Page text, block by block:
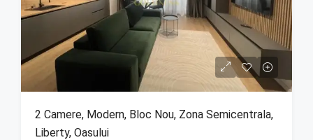
2 Camere, Modern, Bloc Nou, Zona Semicentrala,
Liberty, Oasului